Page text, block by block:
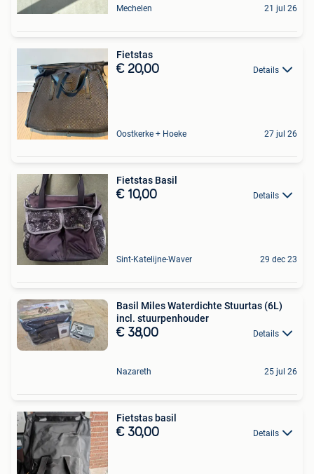
Mechelen 21 jul 26
Fietstas
€ 20,00 Details
Oostkerke + Hoeke 27 jul 26
Fietstas Basil
€ 10,00 Details
Sint-Katelijne-Waver 29 dec 23
Basil Miles Waterdichte Stuurtas (6L)
incl. stuurpenhouder
€ 38,00 Details
Nazareth 25 jul 26
Fietstas basil
€ 30,00 Details